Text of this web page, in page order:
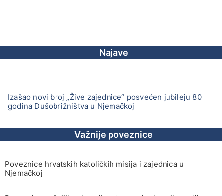
Najave
Izašao novi broj „Žive zajednice“ posvećen jubileju 80
godina Dušobrižništva u Njemačkoj
Važnije poveznice
Poveznice hrvatskih katoličkih misija i zajednica u
Njemačkoj